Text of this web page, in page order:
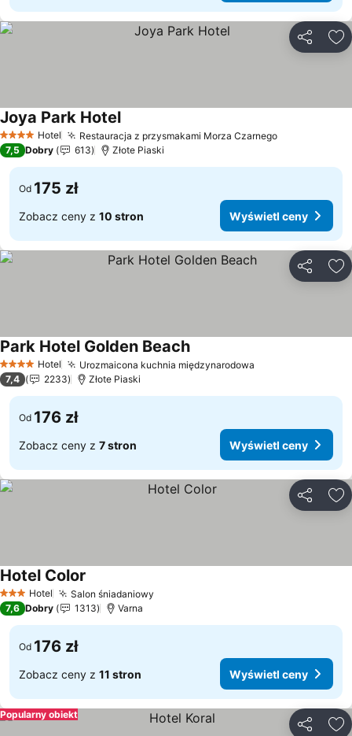
4 KategoriaHotel Restauracja z przysmakami Morza CzarnegoWyświetl
Joya Park HotelWyświetl ceny
7,5 Dobry 613 Złote Piaski
Od 175 zł
Zobacz ceny z 10 stron Wyświetl ceny
4 KategoriaHotel Urozmaicona kuchnia międzynarodowa
Park Hotel Golden BeachWyświetl ceny
7,4 2233 Złote Piaski
Od 176 zł
Zobacz ceny z 7 stron Wyświetl ceny
3 Kategoria
Hotel Salon śniadaniowy
Hotel Color
7,6 Dobry 1313 Varna
Od 176 zł
Zobacz ceny z 11 stron Wyświetl ceny
Popularny obiekt